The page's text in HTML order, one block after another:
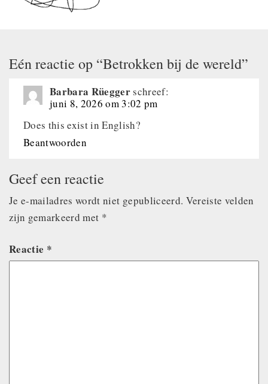
Eén reactie op “Betrokken bij de wereld”
Barbara Rüeggerschreef:
juni 8, 2026 om 3:02 pm
Does this exist in English?
Beantwoorden
Geef een reactie
Je e-mailadres wordt niet gepubliceerd. Vereiste velden
zijn gemarkeerd met *
Reactie *